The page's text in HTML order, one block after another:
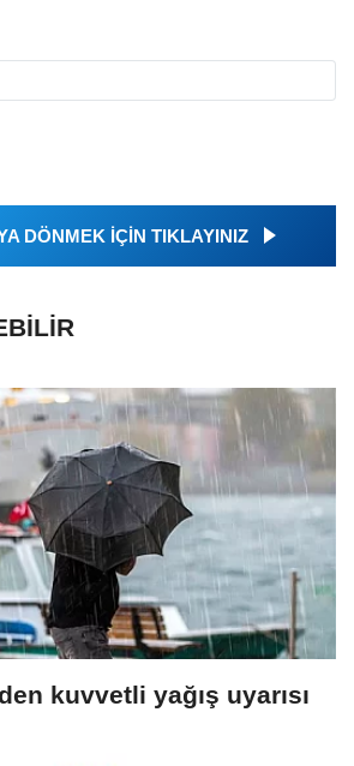
DÖNMEK İÇİN TIKLAYINIZ
kuvvetli yağış uyarısı